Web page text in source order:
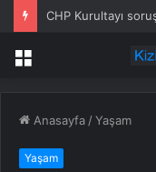
Menü
Anasayfa /Yaşam
Yaşam